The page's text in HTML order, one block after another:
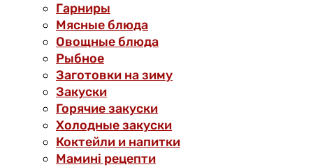
Гарниры
Мясные блюда
Овощные блюда
Рыбное
Заготовки на зиму
Закуски
Горячие закуски
Холодные закуски
Коктейли и напитки
Мамині рецепти